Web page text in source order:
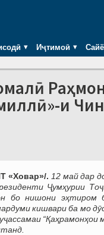
Иҷтимоӣ
и
«Ховар»/. 12 май дар
Ҷумҳурии
бо нишони эҳтиром
кишвари ба мо
“Қаҳрамонҳои